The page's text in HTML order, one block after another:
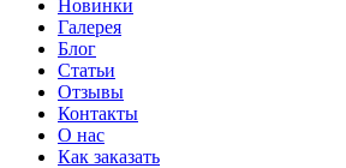
Новинки
Галерея
Блог
Статьи
Отзывы
Контакты
О нас
Как заказать